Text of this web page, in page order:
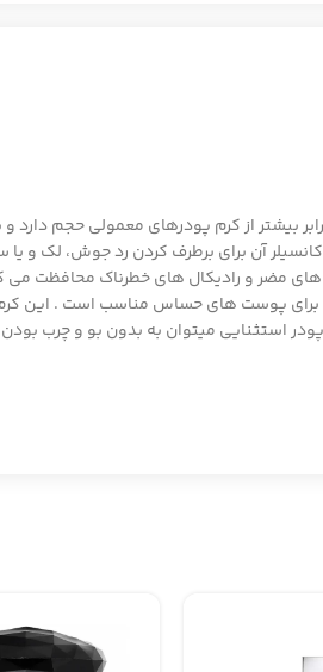
بیشتر از کرم پودرهای معمولی حجم
مضر و رادیکال های خطرناک محافظت
پوست های حساس مناسب است . این